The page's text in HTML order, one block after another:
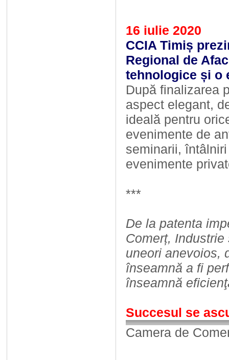
16 iulie 2020
CCIA Timiș
Regional de
tehnologice și o
După finalizarea
aspect elegant,
ideală pentru
evenimente de
seminarii,
evenimente
***
De la patenta
Comerț,
uneori anevoios,
înseamnă a fi
înseamnă
Succesul se
Camera de